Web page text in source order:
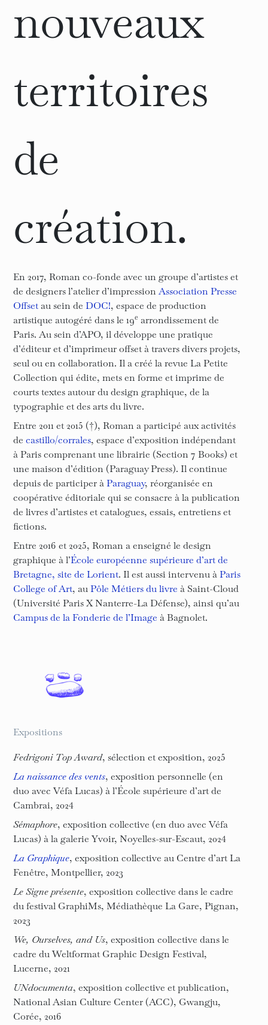
nouveaux
territoires
de
création.
En 2017, Roman co-fonde avec un groupe d’artistes et
de designers l’atelier d’impressionAssociation Presse
Offsetau sein deDOC!, espace de production
artistique autogéré dans le 19e arrondissement de
Paris. Au sein d’APO, il développe une pratique
d’éditeur et d’imprimeur offset à travers divers projets,
seul ou en collaboration. Il a créé la revue La Petite
Collection qui édite, mets en forme et imprime de
courts textes autour du design graphique, de la
typographie et des arts du livre.
Entre 2011 et 2015 (†), Roman a participé aux activités
decastillo/corrales, espace d’exposition indépendant
à Paris comprenant une librairie (Section 7 Books) et
une maison d’édition (Paraguay Press). Il continue
depuis de participer àParaguay, réorganisée en
coopérative éditoriale qui se consacre à la publication
de livres d’artistes et catalogues, essais, entretiens et
fictions.
Entre 2016 et 2025, Roman a enseigné le design
graphique à l’École européenne supérieure d’art de
Bretagne, site de Lorient. Il est aussi intervenu àParis
College of Art, auPôle Métiers du livre à Saint-Cloud
(Université Paris X Nanterre-La Défense), ainsi qu’au
Campus de la Fonderie de l’Image à Bagnolet.
Expositions
Fedrigoni Top Award, sélection et exposition, 2025
La naissance des vents, exposition personnelle (en
duo avec Véfa Lucas) à l’École supérieure d’art de
Cambrai, 2024
Sémaphore, exposition collective (en duo avec Véfa
Lucas) à la galerie Yvoir, Noyelles-sur-Escaut, 2024
La Graphique, exposition collective au Centre d’art La
Fenêtre, Montpellier, 2023
Le Signe présente, exposition collective dans le cadre
du festival GraphiMs, Médiathèque La Gare, Pignan,
2023
We, Ourselves, and Us, exposition collective dans le
cadre du Weltformat Graphic Design Festival,
Lucerne, 2021
UNdocumenta, exposition collective et publication,
National Asian Culture Center (ACC), Gwangju,
Corée, 2016